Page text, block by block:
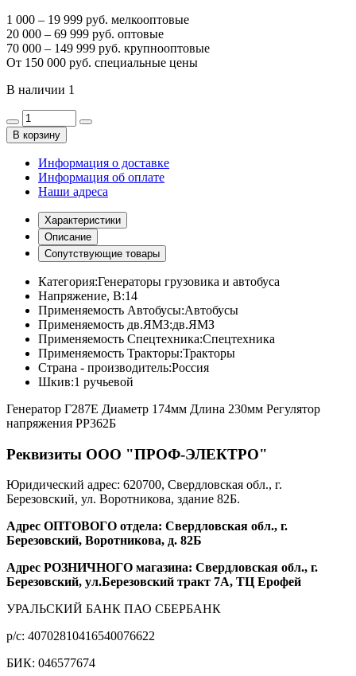
1 000 – 19 999 руб. мелкооптовые
20 000 – 69 999 руб. оптовые
70 000 – 149 999 руб. крупнооптовые
От 150 000 руб. специальные цены
В наличии 1
В корзину
Информация о доставке
Информация об оплате
Наши адреса
Характеристики
Описание
Сопутствующие товары
Категория:Генераторы грузовика и автобуса
Напряжение, В:14
Применяемость Автобусы:Автобусы
Применяемость дв.ЯМЗ:дв.ЯМЗ
Применяемость Спецтехника:Спецтехника
Применяемость Тракторы:Тракторы
Страна - производитель:Россия
Шкив:1 ручьевой
Генератор Г287Е Диаметр 174мм Длина 230мм Регулятор
напряжения РР362Б
Реквизиты ООО "ПРОФ-ЭЛЕКТРО"
Юридический адрес: 620700, Свердловская обл., г.
Березовский, ул. Воротникова, здание 82Б.
Адрес ОПТОВОГО отдела: Свердловская обл., г.
Березовский, Воротникова, д. 82Б
Адрес РОЗНИЧНОГО магазина: Свердловская обл., г.
Березовский, ул.Березовский тракт 7А, ТЦ Ерофей
УРАЛЬСКИЙ БАНК ПАО СБЕРБАНК
р/c: 40702810416540076622
БИК: 046577674